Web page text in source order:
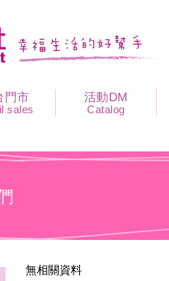
門市
sales
活動DM
Catalog
無相關資料